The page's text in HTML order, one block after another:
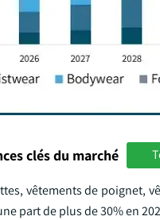
clés du marché
vêtements de poignet,
part de plus de 30% en